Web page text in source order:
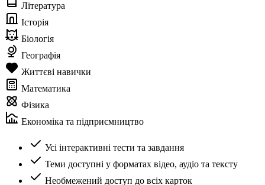
Література
Історія
Біологія
Географія
Життєві навички
Математика
Фізика
Економіка та підприємництво
Усі інтерактивні тести та завдання
Теми доступні у форматах відео, аудіо та тексту
Необмежений доступ до всіх карток